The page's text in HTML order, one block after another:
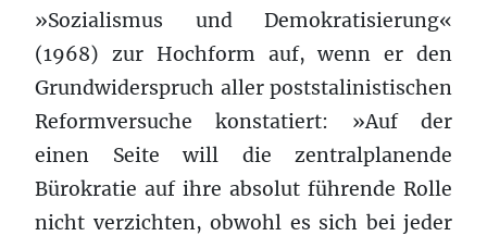
»Sozialismus und Demokratisierung«
(1968) zur Hochform auf, wenn er den
Grundwiderspruch aller poststalinistischen
Reformversuche konstatiert: »Auf der
einen Seite will die zentralplanende
Bürokratie auf ihre absolut führende Rolle
nicht verzichten, obwohl es sich bei jeder